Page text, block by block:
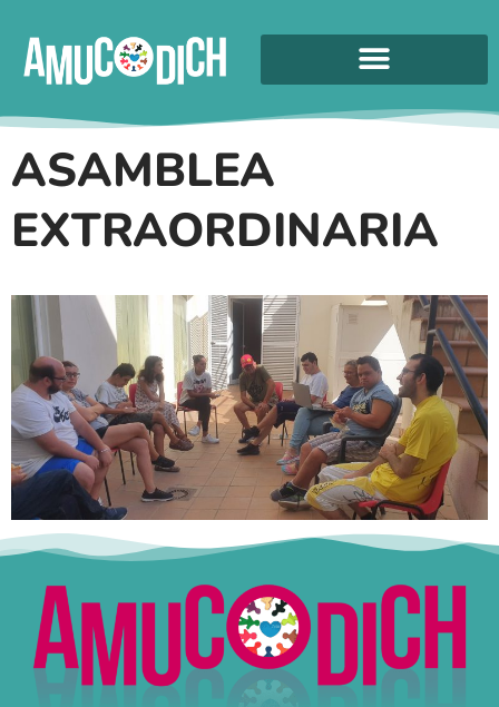
ASAMBLEA
EXTRAORDINARIA